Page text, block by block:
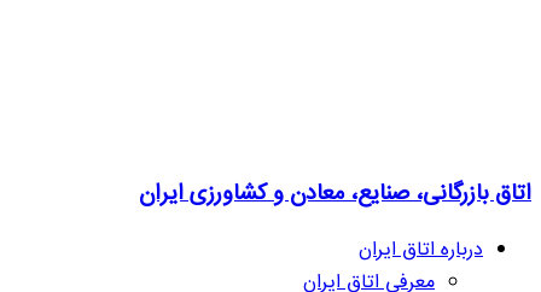
اتاق بازرگانی، صنایع، معادن و کشاورزی ایران
درباره اتاق ایران
معرفی اتاق ایران